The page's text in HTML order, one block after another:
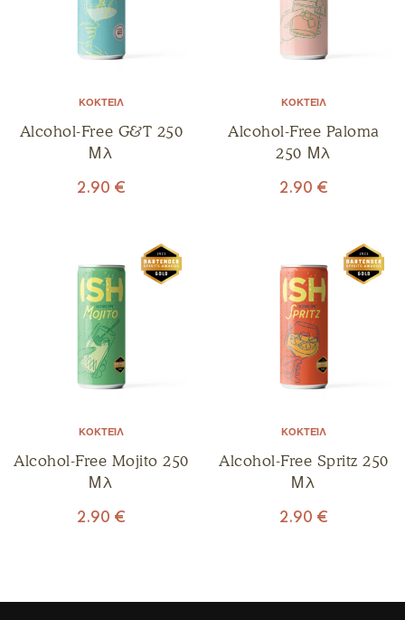
ΚΟΚΤΈΙΛ
Alcohol-Free G&T 250
Μλ
2.90 €
ΚΟΚΤΈΙΛ
Alcohol-Free Paloma
250 Μλ
2.90 €
ΚΟΚΤΈΙΛ
Alcohol-Free Mojito 250
Μλ
2.90 €
ΚΟΚΤΈΙΛ
Alcohol-Free Spritz 250
Μλ
2.90 €